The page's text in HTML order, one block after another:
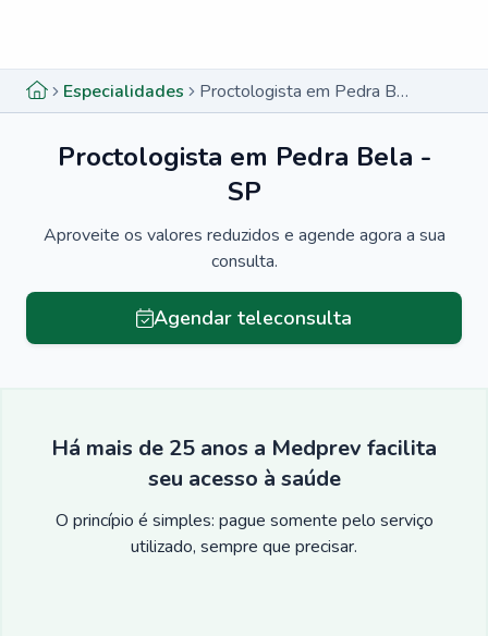
Especialidades Proctologista em Pedra Bela - SP
Proctologista em Pedra Bela -
SP
Aproveite os valores reduzidos e agende agora a sua
consulta.
Agendar teleconsulta
Há mais de 25 anos a Medprev facilita
seu acesso à saúde
O princípio é simples: pague somente pelo serviço
utilizado, sempre que precisar.